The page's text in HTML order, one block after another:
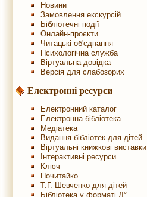
Новини
Замовлення екскурсій
Бібліотечні події
Онлайн-проєкти
Читацькі об'єднання
Психологічна служба
Віртуальна довідка
Версія для слабозорих
Електронні ресурси
Електронний каталог
Електронна бібліотека
Медіатека
Видання бібліотек для дітей
Віртуальні книжкові виставки
Інтерактивні ресурси
Ключ
Почитайко
Т.Г. Шевченко для дітей
Бібліотека у форматі Д°